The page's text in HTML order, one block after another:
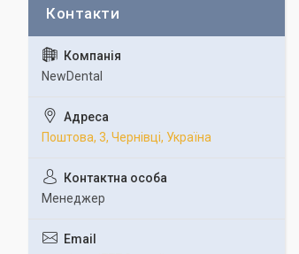
NewDental
Поштова, 3, Чернівці, Україна
Менеджер